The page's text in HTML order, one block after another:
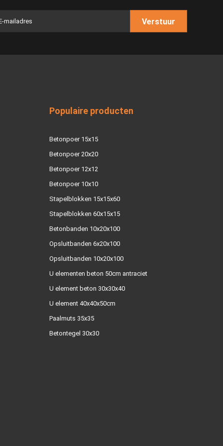
Verstuur
Populaire producten
Betonpoer 15x15
Betonpoer 20x20
Betonpoer 12x12
Betonpoer 10x10
Stapelblokken 15x15x60
Stapelblokken 60x15x15
Betonbanden 10x20x100
Opsluitbanden 6x20x100
Opsluitbanden 10x20x100
U elementen beton 50cm antraciet
U element beton 30x30x40
U element 40x40x50cm
Paalmuts 35x35
Betontegel 30x30